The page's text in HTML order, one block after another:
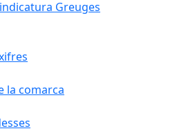
Greuges
la comarca